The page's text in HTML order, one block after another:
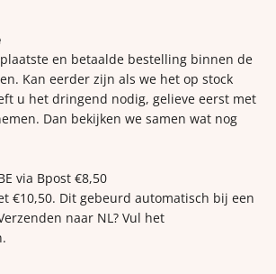
en betaalde bestelling binnen de
Kan eerder zijn als we het op stock
u het dringend nodig, gelieve eerst met
Dan bekijken we samen wat nog
via Bpost €8,50
€10,50. Dit gebeurd automatisch bij een
naar NL? Vul het